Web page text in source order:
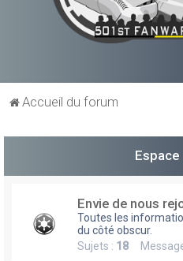
Accueil du forum
Espace
Envie de nous
Toutes les
du côté obscur.
Sujets : 18